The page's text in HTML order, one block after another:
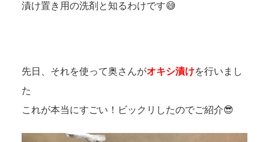
漬け置き用の洗剤と知るわけです😅
先日、それを使って奥さんがオキシ漬けを行いまし
た
これが本当にすごい！ビックリしたのでご紹介😎